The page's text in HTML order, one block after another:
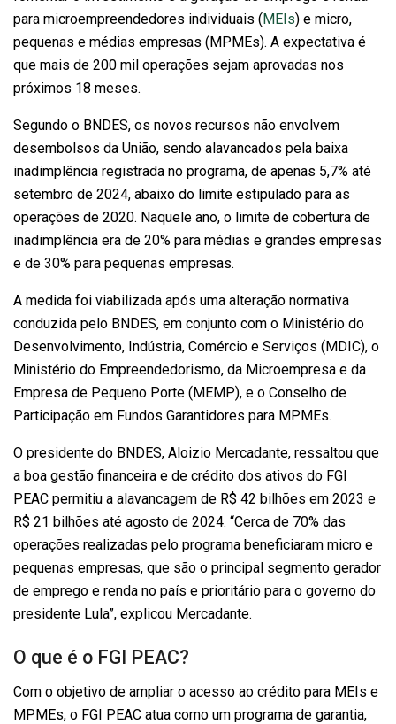
para microempreendedores individuais (MEIs) e micro,
pequenas e médias empresas (MPMEs). A expectativa é
que mais de 200 mil operações sejam aprovadas nos
próximos 18 meses.
Segundo o BNDES, os novos recursos não envolvem
desembolsos da União, sendo alavancados pela baixa
inadimplência registrada no programa, de apenas 5,7% até
setembro de 2024, abaixo do limite estipulado para as
operações de 2020. Naquele ano, o limite de cobertura de
inadimplência era de 20% para médias e grandes empresas
e de 30% para pequenas empresas.
A medida foi viabilizada após uma alteração normativa
conduzida pelo BNDES, em conjunto com o Ministério do
Desenvolvimento, Indústria, Comércio e Serviços (MDIC), o
Ministério do Empreendedorismo, da Microempresa e da
Empresa de Pequeno Porte (MEMP), e o Conselho de
Participação em Fundos Garantidores para MPMEs.
O presidente do BNDES, Aloizio Mercadante, ressaltou que
a boa gestão financeira e de crédito dos ativos do FGI
PEAC permitiu a alavancagem de R$ 42 bilhões em 2023 e
R$ 21 bilhões até agosto de 2024. “Cerca de 70% das
operações realizadas pelo programa beneficiaram micro e
pequenas empresas, que são o principal segmento gerador
de emprego e renda no país e prioritário para o governo do
presidente Lula”, explicou Mercadante.
O que é o FGI PEAC?
Com o objetivo de ampliar o acesso ao crédito para MEIs e
MPMEs, o FGI PEAC atua como um programa de garantia,